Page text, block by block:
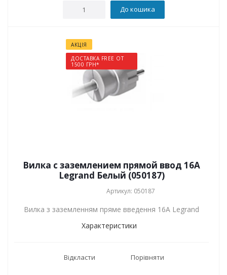
До кошика
АКЦІЯ
ДОСТАВКА FREE ОТ
1500 ГРН*
Вилка с заземлением прямой ввод 16А
Legrand Белый (050187)
Артикул: 050187
Вилка з заземленням пряме введення 16А Legrand
Характеристики
Відкласти Порівняти